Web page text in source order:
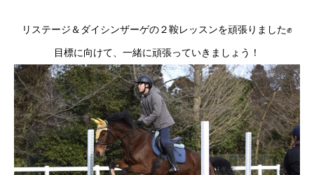
リステージ＆ダイシンザーゲの２鞍レッスンを頑張りました✊
目標に向けて、一緒に頑張っていきましょう！